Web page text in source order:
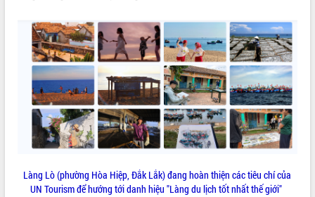
Khám bệnh, cấp phát thuốc miễn phí
và tặng quà người dân xã Cư Pui
Hội nghị UBND tỉnh Đắk Lắk thường kỳ
Làng Lò (phường Hòa Hiệp, Đắk Lắk) đang hoàn thiện các tiêu chí của
UN Tourism để hướng tới danh hiệu "Làng du lịch tốt nhất thế giới"